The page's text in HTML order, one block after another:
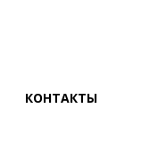
КОНТАКТЫ